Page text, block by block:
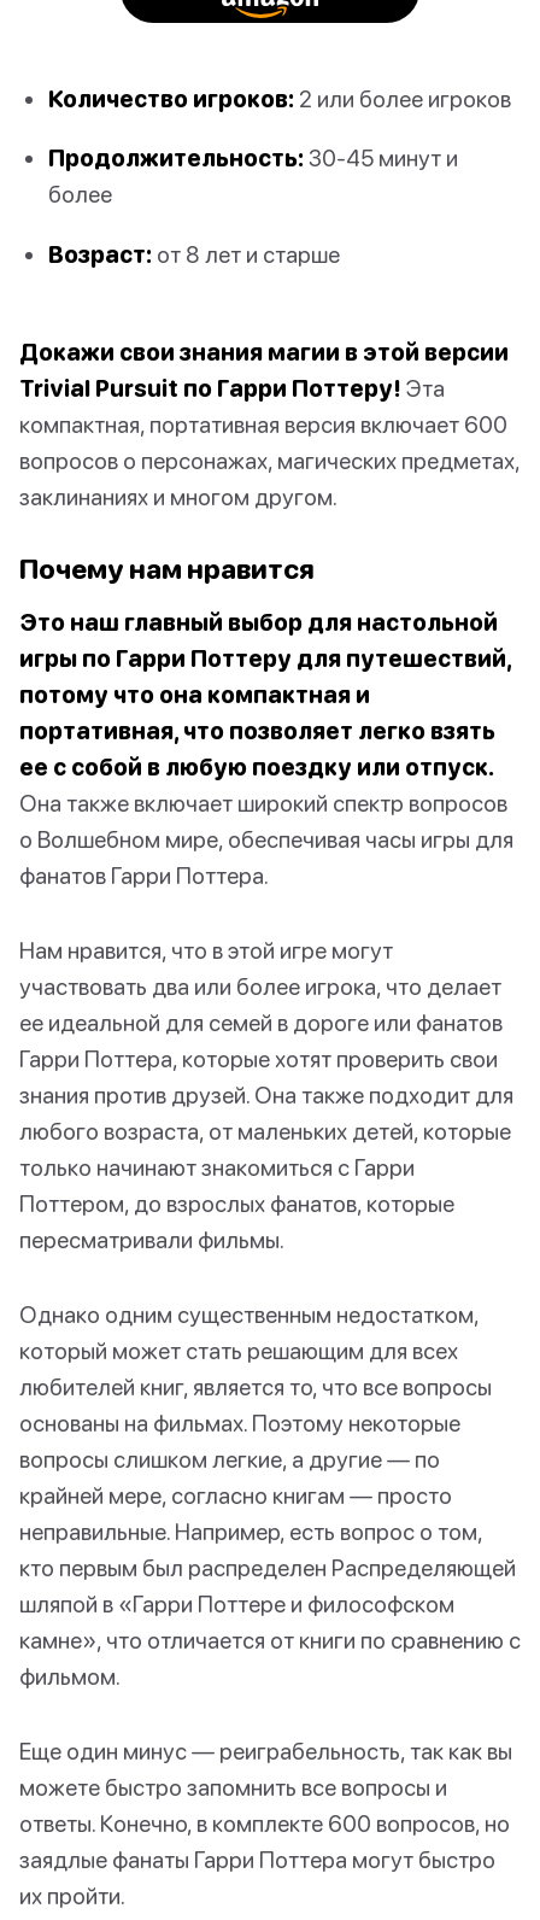
Количество игроков: 2 или более игроков
Продолжительность: 30-45 минут и
более
Возраст: от 8 лет и старше
Докажи свои знания магии в этой версии
Trivial Pursuit по Гарри Поттеру! Эта
компактная, портативная версия включает 600
вопросов о персонажах, магических предметах,
заклинаниях и многом другом.
Почему нам нравится
Это наш главный выбор для настольной
игры по Гарри Поттеру для путешествий,
потому что она компактная и
портативная, что позволяет легко взять
ее с собой в любую поездку или отпуск.
Она также включает широкий спектр вопросов
о Волшебном мире, обеспечивая часы игры для
фанатов Гарри Поттера.
Нам нравится, что в этой игре могут
участвовать два или более игрока, что делает
ее идеальной для семей в дороге или фанатов
Гарри Поттера, которые хотят проверить свои
знания против друзей. Она также подходит для
любого возраста, от маленьких детей, которые
только начинают знакомиться с Гарри
Поттером, до взрослых фанатов, которые
пересматривали фильмы.
Однако одним существенным недостатком,
который может стать решающим для всех
любителей книг, является то, что все вопросы
основаны на фильмах. Поэтому некоторые
вопросы слишком легкие, а другие — по
крайней мере, согласно книгам — просто
неправильные. Например, есть вопрос о том,
кто первым был распределен Распределяющей
шляпой в «Гарри Поттере и философском
камне», что отличается от книги по сравнению с
фильмом.
Еще один минус — реиграбельность, так как вы
можете быстро запомнить все вопросы и
ответы. Конечно, в комплекте 600 вопросов, но
заядлые фанаты Гарри Поттера могут быстро
их пройти.